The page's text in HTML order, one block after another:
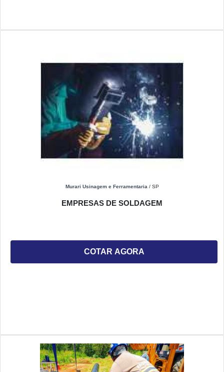
Murari Usinagem e Ferramentaria / SP
EMPRESAS DE SOLDAGEM
COTAR AGORA